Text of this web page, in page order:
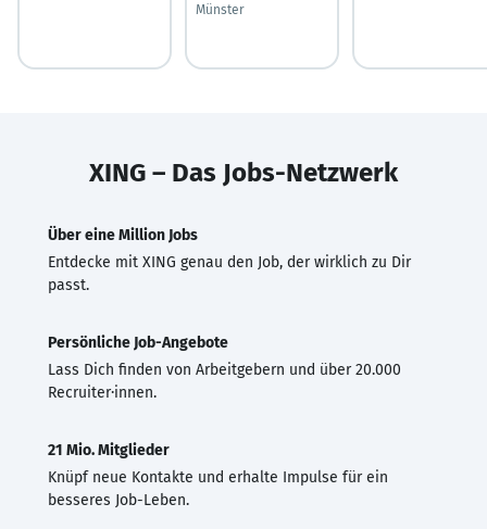
Münster
XING – Das Jobs-Netzwerk
Über eine Million Jobs
Entdecke mit XING genau den Job, der wirklich zu Dir
passt.
Persönliche Job-Angebote
Lass Dich finden von Arbeitgebern und über 20.000
Recruiter·innen.
21 Mio. Mitglieder
Knüpf neue Kontakte und erhalte Impulse für ein
besseres Job-Leben.